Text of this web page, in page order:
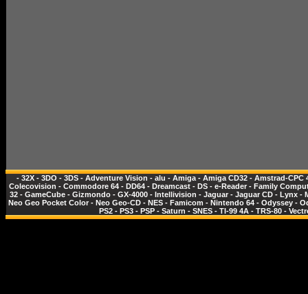
- 32X - 3DO - 3DS - Adventure Vision - alu - Amiga - Amiga CD32 - Amstrad-CPC
Colecovision - Commodore 64- DD64- Dreamcast- DS- e-Reader- Family
32 - GameCube - Gizmondo - GX-4000 - Intellivision - Jaguar - Jaguar CD - Lynx -
Neo Geo Pocket Color - Neo Geo-CD - NES - Famicom - Nintendo 64 - Odyssey -
PS2 - PS3 - PSP - Saturn - SNES - TI-99 4A - TRS-80 -